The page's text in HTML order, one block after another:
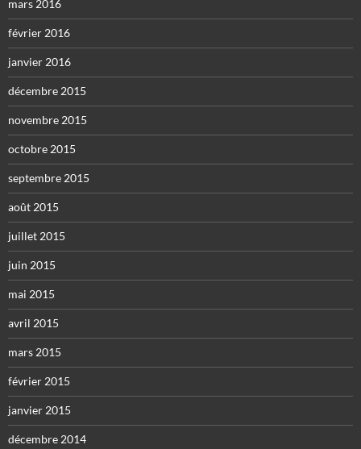
mars 2016
février 2016
janvier 2016
décembre 2015
novembre 2015
octobre 2015
septembre 2015
août 2015
juillet 2015
juin 2015
mai 2015
avril 2015
mars 2015
février 2015
janvier 2015
décembre 2014